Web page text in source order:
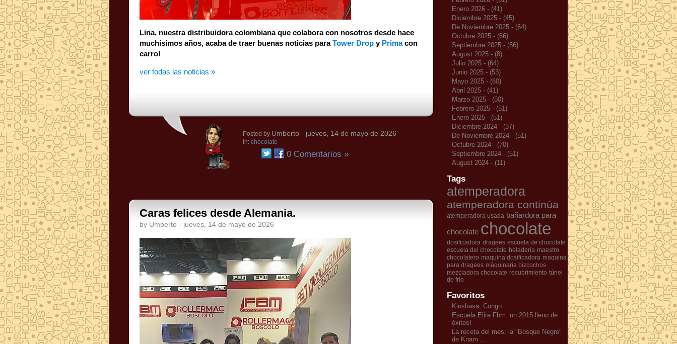
Lina, nuestra distribuidora colombiana que colabora con nosotros desde hace
muchísimos años, acaba de traer buenas noticias paraTower Drop y Primacon
carro!
ver todas las noticias »
Posted by Umberto - jueves, 14 de mayo de 2026
in: chocolate
0 Comentarios »
Caras felices desde Alemania.
by Umberto - jueves, 14 de mayo de 2026
Enero 2026 - (41)
Diciembre 2025 - (45)
De Noviembre 2025 - (64)
Octubre 2025 - (66)
Septiembre 2025 - (56)
August 2025 - (8)
Julio 2025 - (64)
Junio 2025 - (53)
Mayo 2025 - (60)
Abril 2025 - (41)
Marzo 2025 - (50)
Febrero 2025 - (51)
Enero 2025 - (51)
Diciembre 2024 - (37)
De Noviembre 2024 - (51)
Octubre 2024 - (70)
Septiembre 2024 - (51)
August 2024 - (11)
Tags
atemperadora
atemperadora continúa
atemperadora usada bañardora para
chocolate chocolate
dosificadora dragees escuela de chocolate
escuela del chocolate heladeria maestro
chocolatero maquina dosificadora maquina
para dragees máquinaria bizcochos
mezcladora chocolate recubrimiento túnel
de frío
Favoritos
Kinshasa, Congo.
Escuela Elite Fbm: un 2015 lleno de
éxitos!
La receta del mes: la "Bosque Negro"
de Knam ...